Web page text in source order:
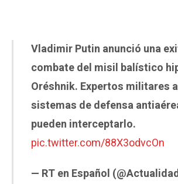
Vladimir Putin anunció una
combate del misil balístico
Oréshnik. Expertos militares
sistemas de defensa
pueden interceptarlo.
pic.twitter.com/88X3odvcOn
— RT en Español